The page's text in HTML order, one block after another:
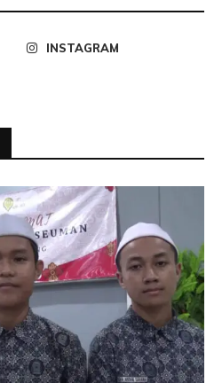
INSTAGRAM